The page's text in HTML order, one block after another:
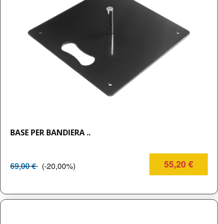
BASE PER BANDIERA ..
69,00 € (-20,00%) 55,20 €